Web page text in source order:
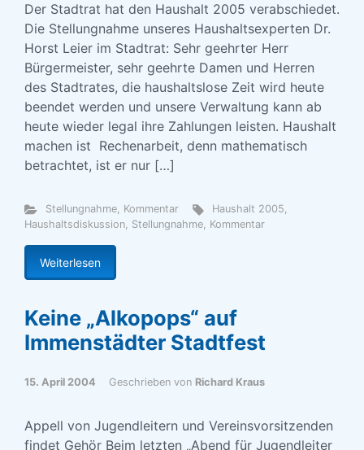
Der Stadtrat hat den Haushalt 2005 verabschiedet.
Die Stellungnahme unseres Haushaltsexperten Dr.
Horst Leier im Stadtrat: Sehr geehrter Herr
Bürgermeister, sehr geehrte Damen und Herren
des Stadtrates, die haushaltslose Zeit wird heute
beendet werden und unsere Verwaltung kann ab
heute wieder legal ihre Zahlungen leisten. Haushalt
machen ist Rechenarbeit, denn mathematisch
betrachtet, ist er nur […]
Stellungnahme, Kommentar Haushalt 2005,
Haushaltsdiskussion, Stellungnahme, Kommentar
Weiterlesen
Keine „Alkopops“ auf
Immenstädter Stadtfest
15. April 2004 Geschrieben von Richard Kraus
Appell von Jugendleitern und Vereinsvorsitzenden
findet Gehör Beim letzten „Abend für Jugendleiter